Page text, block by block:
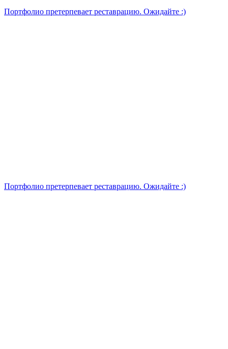
Портфолио претерпевает реставрацию. Ожидайте :)
Портфолио претерпевает реставрацию. Ожидайте :)